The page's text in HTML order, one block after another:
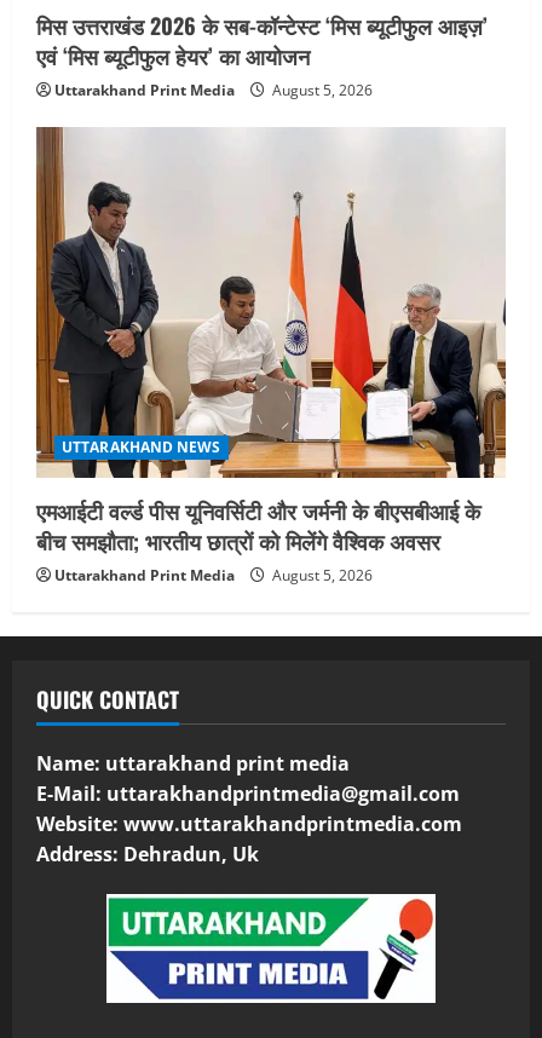
मिस उत्तराखंड 2026 के सब-कॉन्टेस्ट ‘मिस ब्यूटीफुल आइज़’
एवं ‘मिस ब्यूटीफुल हेयर’ का आयोजन
Uttarakhand Print Media August 5, 2026
UTTARAKHAND NEWS
एमआईटी वर्ल्ड पीस यूनिवर्सिटी और जर्मनी के बीएसबीआई के
बीच समझौता; भारतीय छात्रों को मिलेंगे वैश्विक अवसर
Uttarakhand Print Media August 5, 2026
QUICK CONTACT
Name: uttarakhand print media
E-Mail: uttarakhandprintmedia@gmail.com
Website: www.uttarakhandprintmedia.com
Address: Dehradun, Uk